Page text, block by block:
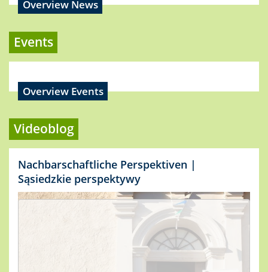
Overview News
Events
Overview Events
Videoblog
Nachbarschaftliche Perspektiven |
Sąsiedzkie perspektywy